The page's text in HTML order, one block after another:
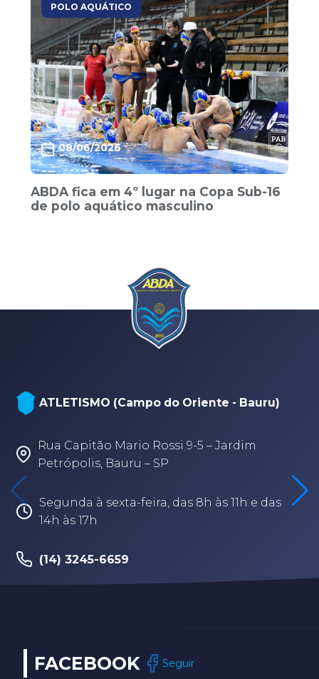
POLO AQUÁTICO
08/06/2026
ABDA fica em 4º lugar na Copa Sub-16
de polo aquático masculino
ATLETISMO (Campo do Oriente - Bauru)
Rua Capitão Mario Rossi 9-5 – Jardim
Petrópolis, Bauru – SP
Segunda à sexta-feira, das 8h às 11h e das
14h às 17h
(14) 3245-6659
FACEBOOK Seguir